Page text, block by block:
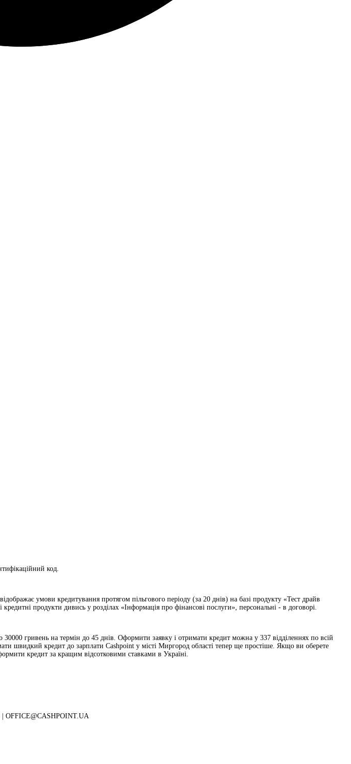
код.
умови кредитування протягом пільгового періоду (за 20 днів) на базі продукту «Тест драйв
продукти дивись у розділах «Інформація про фінансові послуги», персональні - в договорі.
гривень на термін до 45 днів. Оформити заявку і отримати кредит можна у 337 відділеннях по всій
швидкий кредит до зарплати Cashpoint у місті Миргород області тепер ще простіше. Якщо ви оберете
кредит за кращим відсотковими ставками в Україні.
OFFICE@CASHPOINT.UA